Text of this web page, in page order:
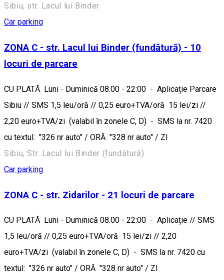
Sibiu, str. Lacul lui Binder
Car parking
ZONA C - str. Lacul lui Binder (fundătură) - 10
locuri de parcare
CU PLATĂ Luni - Duminică 08.00 - 22:00 - Aplicație Parcare
Sibiu // SMS 1,5 leu/oră // 0,25 euro+TVA/oră 15 lei/zi //
2,20 euro+TVA/zi (valabil în zonele C, D) - SMS la nr. 7420
cu textul: "326 nr auto" / ORĂ "328 nr auto" / ZI
Sibiu, Str. Lacul lui Binder (fundătură)
Car parking
ZONA C - str. Zidarilor - 21 locuri de parcare
CU PLATĂ Luni - Duminică 08.00 - 22:00 - Aplicație // SMS
1,5 leu/oră // 0,25 euro+TVA/oră 15 lei/zi // 2,20
euro+TVA/zi (valabil în zonele C, D) - SMS la nr. 7420 cu
textul: "326 nr auto" / ORĂ "328 nr auto" / ZI